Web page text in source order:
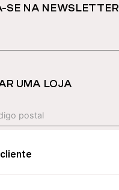
SE NA NEWSLETTER
UMA LOJA